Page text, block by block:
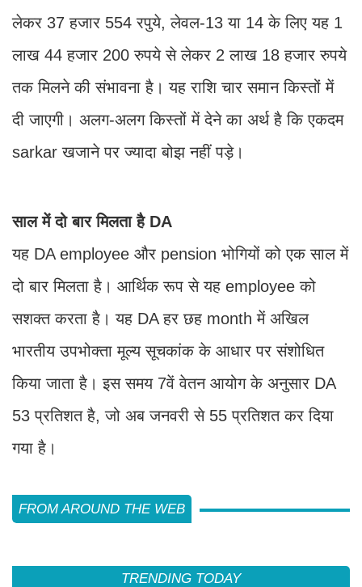
लेकर 37 हजार 554 रपुये, लेवल-13 या 14 के लिए यह 1
लाख 44 हजार 200 रुपये से लेकर 2 लाख 18 हजार रुपये
तक मिलने की संभावना है। यह रा​शि चार समान किस्तों में
दी जाएगी। अलग-अलग किस्तों में देने का अर्थ है कि एकदम
sarkar खजाने पर ज्यादा बोझ नहीं पड़े।
साल में दो बार मिलता है DA
यह DA employee और pension भोगियों को एक साल में
दो बार मिलता है। आ​र्थिक रूप से यह employee को
सशक्त करता है। यह DA हर छह month में अ​खिल
भारतीय उपभोक्ता मूल्य सूचकांक के आधार पर संशो​धित
किया जाता है। इस समय 7वें वेतन आयोग के अनुसार DA
53 प्रतिशत है, जो अब जनवरी से 55 प्रतिशत कर दिया
गया है।
FROM AROUND THE WEB
TRENDING TODAY